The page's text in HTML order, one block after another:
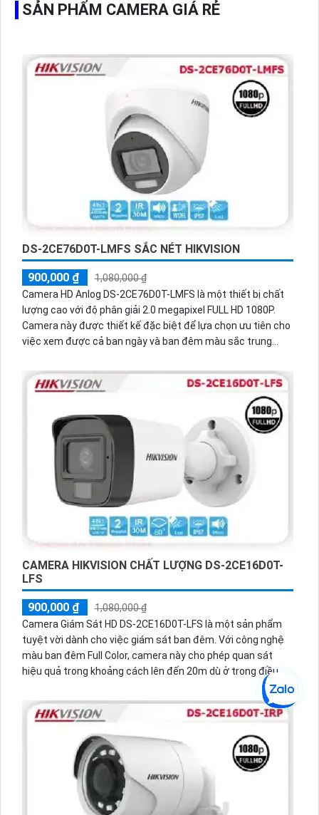
SẢN PHẨM CAMERA GIÁ RẺ
DS-2CE76D0T-LMFS SẮC NÉT HIKVISION
900,000 ₫
1,080,000 ₫
Camera HD Anlog DS-2CE76D0T-LMFS là một thiết bị chất
lượng cao với độ phân giải 2.0 megapixel FULL HD 1080P.
Camera này được thiết kế đặc biệt để lựa chọn ưu tiên cho
việc xem được cả ban ngày và ban đêm màu sắc trung
khoảng cách lên đến 20m, camera này là sự lựa chọn tuyệt
vời cho gia đình. Camera được thiết kế với hình dạng Dome
Plastic và tích hợp công nghệ mới nhất như AHD, CVI, TVI và
BCS để đảm bảo hình ảnh sắc nét và ổn định. Với mức giá
rẻ, thiết bị này còn có khả năng thu âm tốt.
CAMERA HIKVISION CHẤT LƯỢNG DS-2CE16D0T-
LFS
900,000 ₫
1,080,000 ₫
Camera Giám Sát HD DS-2CE16D0T-LFS là một sản phẩm
tuyệt vời dành cho việc giám sát ban đêm. Với công nghệ
màu ban đêm Full Color, camera này cho phép quan sát
hiệu quả trong khoảng cách lên đến 20m dù ở trong điều
kiện ánh sáng yếu. Công nghệ này cũng giúp đảm bảo hình
ảnh sắc nét và chất lượng tốt ngay cả trong điều kiện ánh
sáng kém. Thiết kế thân kim loại của camera giúp nó có độ
bền cao và phù hợp để lắp đặt ngoài trời.Camera DS-
2CE16D0T-LFS còn được tích hợp công nghệ AHD, CVI, TVI,
BCS, giúp việc thi công trở nên dễ dàng và thuận tiện. Chức
năng thu âm rõ ràng giúp ghi lại âm thanh một cách chi tiết,
tăng khả năng giám sát và quản lý.Sản phẩm này còn tương
thích với đầu ghi, giúp bạn dễ dàng xem và lưu trữ các hình